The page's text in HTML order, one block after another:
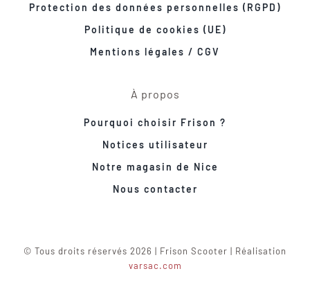
Protection des données personnelles (RGPD)
Politique de cookies (UE)
Mentions légales / CGV
À propos
Pourquoi choisir Frison ?
Notices utilisateur
Notre magasin de Nice
Nous contacter
© Tous droits réservés 2026 | Frison Scooter | Réalisation
varsac.com